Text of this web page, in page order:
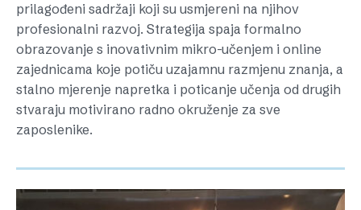
prilagođeni sadržaji koji su usmjereni na njihov
profesionalni razvoj. Strategija spaja formalno
obrazovanje s inovativnim mikro-učenjem i online
zajednicama koje potiču uzajamnu razmjenu znanja, a
stalno mjerenje napretka i poticanje učenja od drugih
stvaraju motivirano radno okruženje za sve
zaposlenike.